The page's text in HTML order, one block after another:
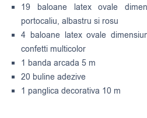
19 baloane latex ovale
portocaliu, albastru si rosu
4 baloane latex ovale
confetti multicolor
1 banda arcada 5 m
20 buline adezive
1 panglica decorativa 10 m